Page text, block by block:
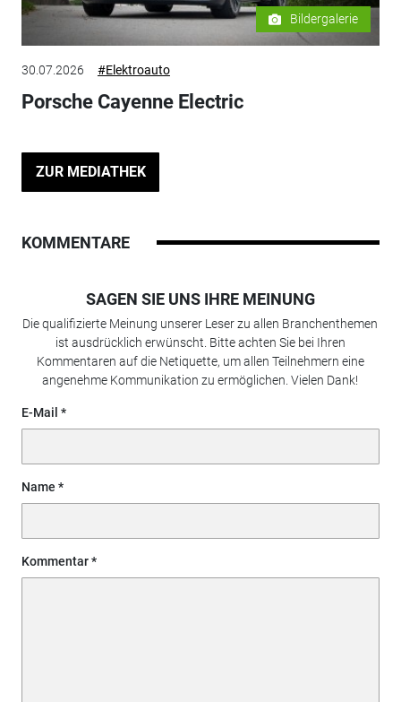
Bildergalerie
30.07.2026 #Elektroauto
Porsche Cayenne Electric
ZUR MEDIATHEK
KOMMENTARE
SAGEN SIE UNS IHRE MEINUNG
Die qualifizierte Meinung unserer Leser zu allen Branchenthemen
ist ausdrücklich erwünscht. Bitte achten Sie bei Ihren
Kommentaren auf die Netiquette, um allen Teilnehmern eine
angenehme Kommunikation zu ermöglichen. Vielen Dank!
E-Mail
Name
Kommentar